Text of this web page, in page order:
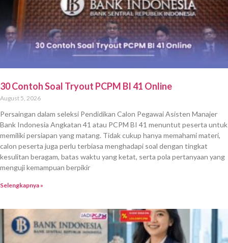
30 Contoh Soal Tryout PCPM BI 41 Online
August 5, 2026
Persaingan dalam seleksi Pendidikan Calon Pegawai Asisten Manajer
Bank Indonesia Angkatan 41 atau PCPM BI 41 menuntut peserta untuk
memiliki persiapan yang matang. Tidak cukup hanya memahami materi,
calon peserta juga perlu terbiasa menghadapi soal dengan tingkat
kesulitan beragam, batas waktu yang ketat, serta pola pertanyaan yang
menguji kemampuan berpikir
Selengkapnya »